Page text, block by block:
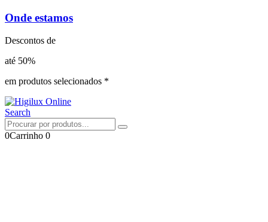
Onde estamos
Descontos de
até 50%
em produtos selecionados *
Search
0Carrinho 0